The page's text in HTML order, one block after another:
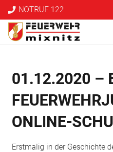
NOTRUF 122
01.12.2020 –
ONLINE-
Erstmalig in der Geschichte